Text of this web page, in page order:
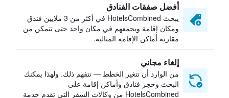
أفضل صفقات الفنادق
يبحث HotelsCombined في أكثر من 3 ملايين فندق
ومكان إقامة ويجمعهم في مكان واحد حتى تتمكن من
مقارنة أماكن الإقامة المثالية.
إلغاء مجاني
من الوارد أن تتغير الخطط — نتفهم ذلك. ولهذا يمكنك
البحث وحجز فنادق وأماكن إقامة على
HotelsCombined من وكالات السفر التي تقدم خدمة